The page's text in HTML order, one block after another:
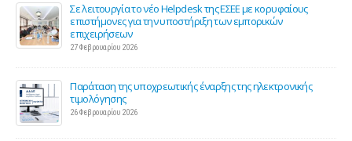
Σε λειτουργία το νέο Helpdesk της ΕΣΕΕ με κορυφαίους
επιστήμονες για την υποστήριξη των εμπορικών
επιχειρήσεων
27 Φεβρουαρίου 2026
Παράταση της υποχρεωτικής έναρξης της ηλεκτρονικής
τιμολόγησης
26 Φεβρουαρίου 2026